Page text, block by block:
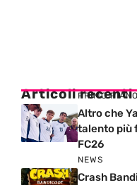
Articoli recenti
PRIMO PIANO
Altro che
talento più
FC26
NEWS
Crash